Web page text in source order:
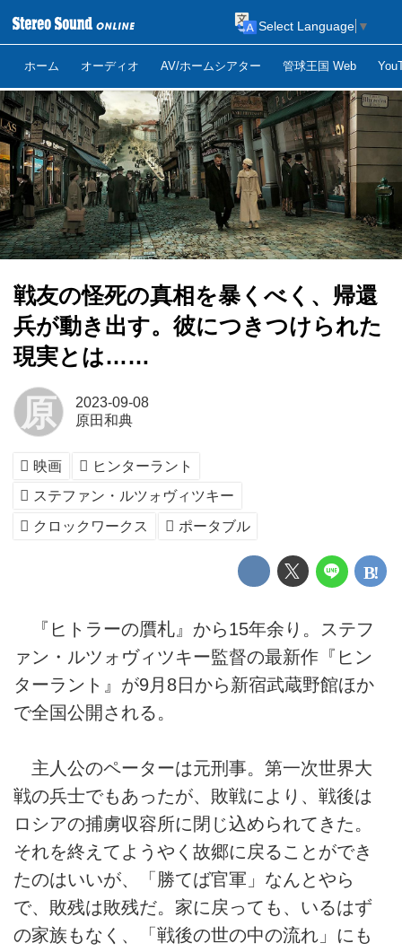
ホーム オーディオ AV/ホームシアター 管球王国 Web
Select Language ▼
戦友の怪死の真相を暴くべく、帰還
兵が動き出す。彼につきつけられた
現実とは……
原
2023-09-08
原田和典
映画
ヒンターラント
ステファン・ルツォヴィツキー
クロックワークス
ポータブル
『ヒトラーの贋札』から15年余り。ステフ
ァン・ルツォヴィツキー監督の最新作『ヒン
ターラント』が9月8日から新宿武蔵野館ほか
で全国公開される。
主人公のペーターは元刑事。第一次世界大
戦の兵士でもあったが、敗戦により、戦後は
ロシアの捕虜収容所に閉じ込められてきた。
それを終えてようやく故郷に戻ることができ
たのはいいが、「勝てば官軍」なんとやら
で、敗残は敗残だ。家に戻っても、いるはず
の家族もなく、「戦後の世の中の流れ」にも